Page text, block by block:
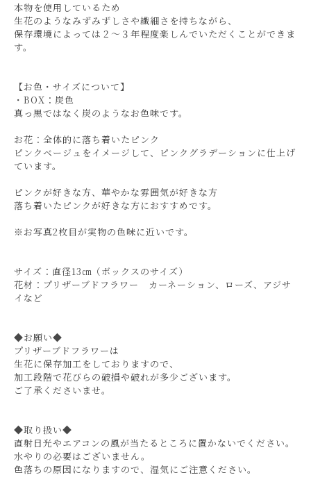
本物を使用しているため
生花のようなみずみずしさや繊細さを持ちながら、
保存環境によっては２〜３年程度楽しんでいただくことができま
す。
【お色・サイズについて】
・BOX：炭色
真っ黒ではなく炭のようなお色味です。
お花：全体的に落ち着いたピンク
ピンクベージュをイメージして、ピンクグラデーションに仕上げ
ています。
ピンクが好きな方、華やかな雰囲気が好きな方
落ち着いたピンクが好きな方におすすめです。
※お写真2枚目が実物の色味に近いです。
サイズ：直径13㎝（ボックスのサイズ）
花材：プリザーブドフラワー カーネーション、ローズ、アジサ
イなど
◆お願い◆
プリザーブドフラワーは
生花に保存加工をしておりますので、
加工段階で花びらの破損や破れが多少ございます。
ご了承くださいませ。
◆取り扱い◆
直射日光やエアコンの風が当たるところに置かないでください。
水やりの必要はございません。
色落ちの原因になりますので、湿気にご注意ください。